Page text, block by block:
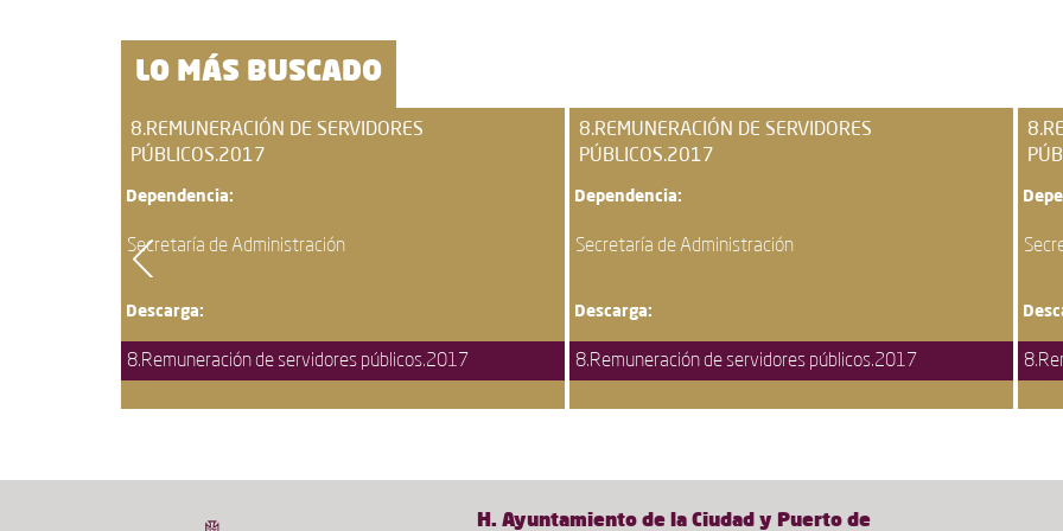
LO MÁS BUSCADO
8.REMUNERACIÓN DE SERVIDORES
PÚBLICOS.2017
Dependencia:
Secretaría de Administración
Descarga:
8.Remuneración de servidores públicos.2017
8.REMUNERACIÓN DE SERVIDORES
PÚBLICOS.2017
Dependencia:
Secretaría de Administración
Descarga:
8.Remuneración de servidores públicos.2017
H. Ayuntamiento de la Ciudad y Puerto de